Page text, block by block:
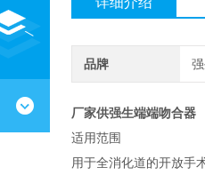
品牌
厂家供强生端端吻合器
适用范围
用于全消化道的开放手